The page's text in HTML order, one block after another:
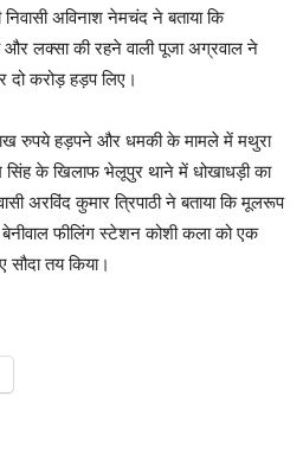
अविनाश नेमचंद ने बताया कि
लक्सा की रहने वाली पूजा अग्रवाल ने
दो करोड़ हड़प लिए।
रुपये हड़पने और धमकी के मामले में मथुरा
सिंह के खिलाफ भेलूपुर थाने में धोखाधड़ी का
अरविंद कुमार त्रिपाठी ने बताया कि मूलरूप
फीलिंग स्टेशन कोशी कला को एक
तय किया।